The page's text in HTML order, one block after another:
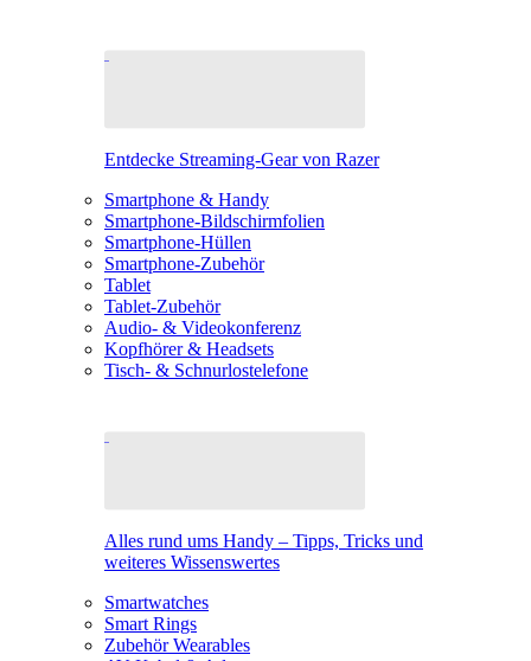
Entdecke Streaming-Gear von Razer
Smartphone & Handy
Smartphone-Bildschirmfolien
Smartphone-Hüllen
Smartphone-Zubehör
Tablet
Tablet-Zubehör
Audio- & Videokonferenz
Kopfhörer & Headsets
Tisch- & Schnurlostelefone
Alles rund ums Handy – Tipps, Tricks und
weiteres Wissenswertes
Smartwatches
Smart Rings
Zubehör Wearables